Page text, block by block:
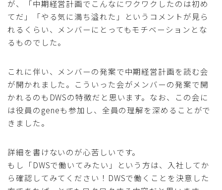
が、「中期経営計画でこんなにワクワクしたのは初め
てだ」「やる気に満ち溢れた」というコメントが見ら
れるくらい、メンバーにとってもモチベーションとな
るものでした。
これに伴い、メンバーの発案で中期経営計画を読む会
が開かれました。こういった会がメンバーの発案で開
かれるのもDWSの特徴だと思います。なお、この会に
は役員のgeneも参加し、全員の理解を深めることがで
きました。
詳細を書けないのが心苦しいです。
もし「DWSで働いてみたい」という方は、入社してか
ら確認してみてください！DWSで働くことを決意した